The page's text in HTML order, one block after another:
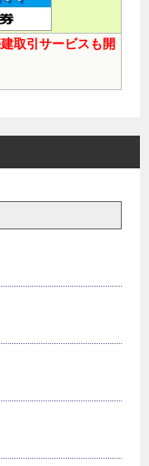
取引サービスも開